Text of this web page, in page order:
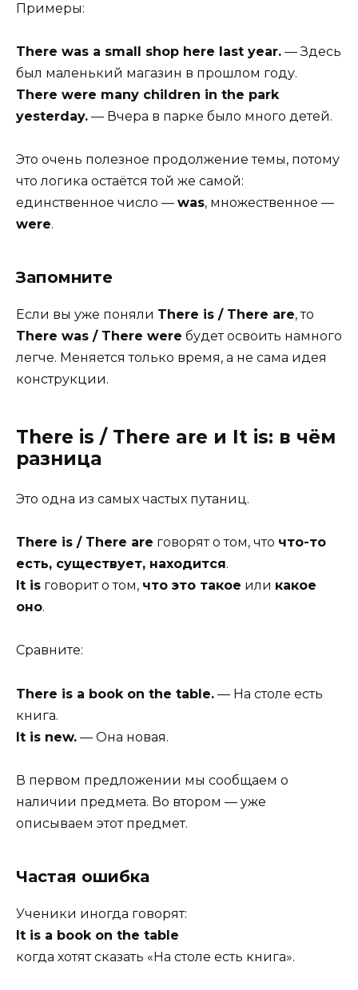
Примеры:
There was a small shop here last year. — Здесь
был маленький магазин в прошлом году.
There were many children in the park
yesterday. — Вчера в парке было много детей.
Это очень полезное продолжение темы, потому
что логика остаётся той же самой:
единственное число — was, множественное —
were.
Запомните
Если вы уже поняли There is / There are, то
There was / There were будет освоить намного
легче. Меняется только время, а не сама идея
конструкции.
There is / There are и It is: в чём
разница
Это одна из самых частых путаниц.
There is / There are говорят о том, что что-то
есть, существует, находится.
It is говорит о том, что это такое или какое
оно.
Сравните:
There is a book on the table. — На столе есть
книга.
It is new. — Она новая.
В первом предложении мы сообщаем о
наличии предмета. Во втором — уже
описываем этот предмет.
Частая ошибка
Ученики иногда говорят:
It is a book on the table
когда хотят сказать «На столе есть книга».